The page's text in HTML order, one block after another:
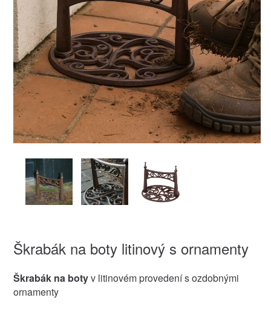
Škrabák na boty litinový s ornamenty
Škrabák na botyv litinovém provedení s ozdobnými
ornamenty